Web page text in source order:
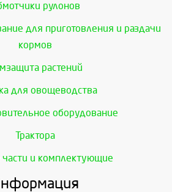
рулонов
для приготовления и раздачи
кормов
растений
для овощеводства
оборудование
Трактора
части и комплектующие